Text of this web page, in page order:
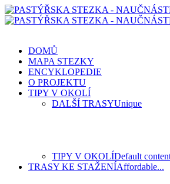
DOMŮ
MAPA STEZKY
ENCYKLOPEDIE
O PROJEKTU
TIPY V OKOLÍ
DALŠÍ TRASYUnique
TIPY V OKOLÍDefault
TRASY KE STAŽENÍAffordable...